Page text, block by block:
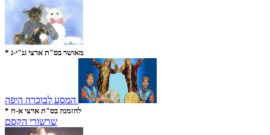
* מאושר בס"ת ארצי גנ"י-ג
* להזמנה בס"ת ארצי א-ח
שרשורי הקסם